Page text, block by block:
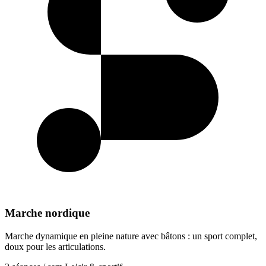
Marche nordique
Marche dynamique en pleine nature avec bâtons : un sport complet,
doux pour les articulations.